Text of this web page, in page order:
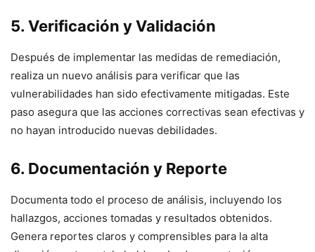
5. Verificación y Validación
Después de implementar las medidas de remediación,
realiza un nuevo análisis para verificar que las
vulnerabilidades han sido efectivamente mitigadas. Este
paso asegura que las acciones correctivas sean efectivas y
no hayan introducido nuevas debilidades.
6. Documentación y Reporte
Documenta todo el proceso de análisis, incluyendo los
hallazgos, acciones tomadas y resultados obtenidos.
Genera reportes claros y comprensibles para la alta